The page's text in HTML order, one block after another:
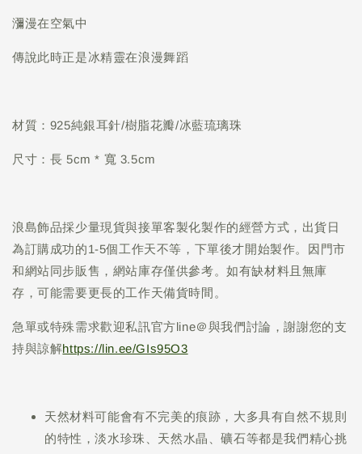
瀰漫在空氣中
傳說此時正是冰精靈在浪漫舞蹈
材質：925純銀耳針/樹脂花瓣/冰藍琉璃珠
尺寸：長 5cm * 寬 3.5cm
浪島飾品採少量現貨與接單客製化製作的經營方式，出貨日
為訂購成功的1-5個工作天不等，下單後才開始製作。因門市
和網站同步販售，網站庫存僅供參考。如有缺材料且無庫
存，可能需要更長的工作天備貨時間。
急單或特殊需求歡迎私訊官方line＠與我們討論，謝謝您的支
持與諒解https://lin.ee/GIs95O3
天然材料可能會有不完美的痕跡，大多具有自然不規則
的特性，淡水珍珠、天然水晶、礦石等都是我們精心挑